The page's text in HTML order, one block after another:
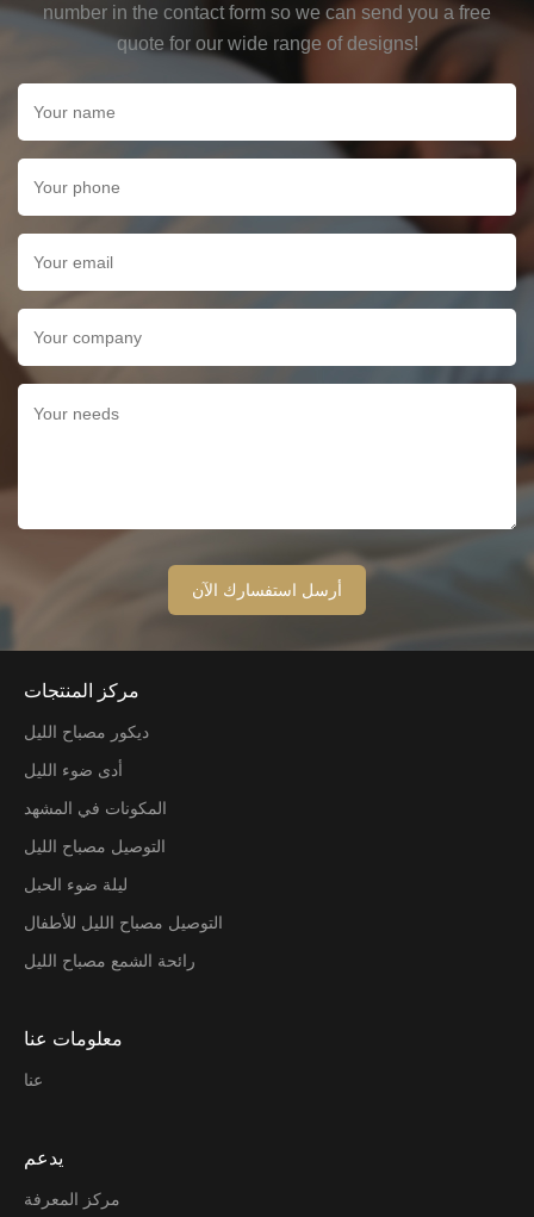
number in the contact form so we can send you a free
quote for our wide range of designs!
مركز المنتجات
ديكور مصباح الليل
أدى ضوء الليل
المكونات في المشهد
التوصيل مصباح الليل
ليلة ضوء الحبل
التوصيل مصباح الليل للأطفال
رائحة الشمع مصباح الليل
معلومات عنا
عنا
يدعم
مركز المعرفة